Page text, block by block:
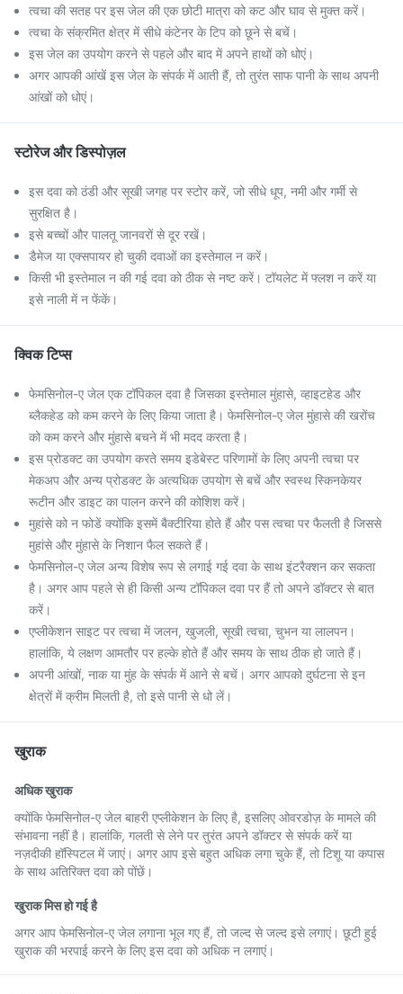
त्वचा की सतह पर इस जेल की एक छोटी मात्रा को कट और घाव से मुक्त करें।
त्वचा के संक्रमित क्षेत्र में सीधे कंटेनर के टिप को छूने से बचें।
इस जेल का उपयोग करने से पहले और बाद में अपने हाथों को धोएं।
अगर आपकी आंखें इस जेल के संपर्क में आती हैं, तो तुरंत साफ पानी के साथ अपनी
आंखों को धोएं।
स्टोरेज और डिस्पोज़ल
इस दवा को ठंडी और सूखी जगह पर स्टोर करें, जो सीधे धूप, नमी और गर्मी से
सुरक्षित है।
इसे बच्चों और पालतू जानवरों से दूर रखें।
डैमेज या एक्सपायर हो चुकी दवाओं का इस्तेमाल न करें।
किसी भी इस्तेमाल न की गई दवा को ठीक से नष्ट करें। टॉयलेट में फ्लश न करें या
इसे नाली में न फेंकें।
क्विक टिप्स
फेमसिनोल-ए जेल एक टॉपिकल दवा है जिसका इस्तेमाल मुंहासे, व्हाइटहेड और
ब्लैकहेड को कम करने के लिए किया जाता है। फेमसिनोल-ए जेल मुंहासे की खरोंच
को कम करने और मुंहासे बचने में भी मदद करता है।
इस प्रोडक्ट का उपयोग करते समय इडेबेस्ट परिणामों के लिए अपनी त्वचा पर
मेकअप और अन्य प्रोडक्ट के अत्यधिक उपयोग से बचें और स्वस्थ स्किनकेयर
रूटीन और डाइट का पालन करने की कोशिश करें।
मुहांसे को न फोडें क्योंकि इसमें बैक्टीरिया होते हैं और पस त्वचा पर फैलती है जिससे
मुहांसे और मुंहासे के निशान फैल सकते हैं।
फेमसिनोल-ए जेल अन्य विशेष रूप से लगाई गई दवा के साथ इंटरैक्शन कर सकता
है। अगर आप पहले से ही किसी अन्य टॉपिकल दवा पर हैं तो अपने डॉक्टर से बात
करें।
एप्लीकेशन साइट पर त्वचा में जलन, खुजली, सूखी त्वचा, चुभन या लालपन।
हालांकि, ये लक्षण आमतौर पर हल्के होते हैं और समय के साथ ठीक हो जाते हैं।
अपनी आंखों, नाक या मुंह के संपर्क में आने से बचें। अगर आपको दुर्घटना से इन
क्षेत्रों में क्रीम मिलती है, तो इसे पानी से धो लें।
खुराक
अधिक खुराक
क्योंकि फेमसिनोल-ए जेल बाहरी एप्लीकेशन के लिए है, इसलिए ओवरडोज़ के मामले की
संभावना नहीं है। हालांकि, गलती से लेने पर तुरंत अपने डॉक्टर से संपर्क करें या
नज़दीकी हॉस्पिटल में जाएं। अगर आप इसे बहुत अधिक लगा चुके हैं, तो टिशू या कपास
के साथ अतिरिक्त दवा को पोंछें।
खुराक मिस हो गई है
अगर आप फेमसिनोल-ए जेल लगाना भूल गए हैं, तो जल्द से जल्द इसे लगाएं। छूटी हुई
खुराक की भरपाई करने के लिए इस दवा को अधिक न लगाएं।